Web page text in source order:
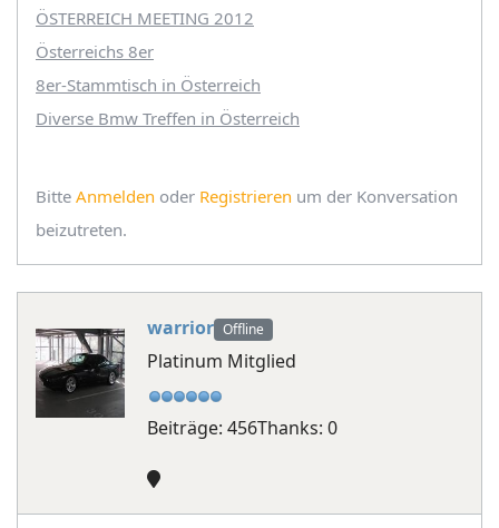
ÖSTERREICH MEETING 2012
Österreichs 8er
8er-Stammtisch in Österreich
Diverse Bmw Treffen in Österreich
Bitte Anmelden oder Registrieren um der Konversation
beizutreten.
warrior Offline
Platinum Mitglied
Beiträge: 456Thanks: 0